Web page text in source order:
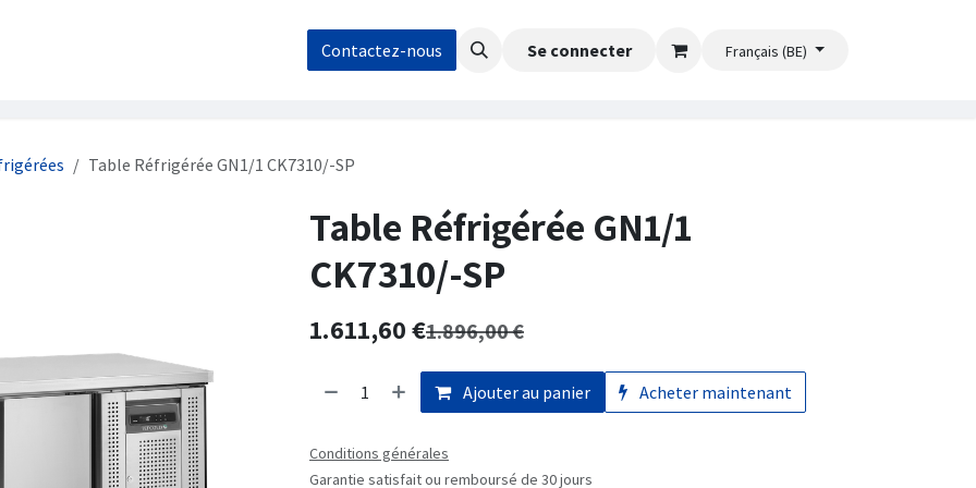
Contact / Demande de devis Boutique
Contactez-nous Se connecter Français (BE)
Table Réfrigérée GN1/1 CK7310/-SP
Table Réfrigérée GN1/1
CK7310/-SP
1.611,60€1.896,00€
Ajouter au panier Acheter maintenant
Conditions générales
Garantie satisfait ou remboursé de 30 jours